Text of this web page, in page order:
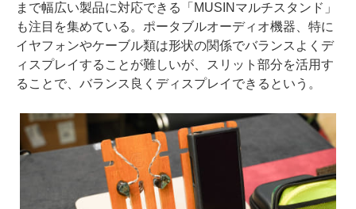
まで幅広い製品に対応できる「MUSINマルチスタンド」
も注目を集めている。ポータブルオーディオ機器、特に
イヤフォンやケーブル類は形状の関係でバランスよくデ
ィスプレイすることが難しいが、スリット部分を活用す
ることで、バランス良くディスプレイできるという。